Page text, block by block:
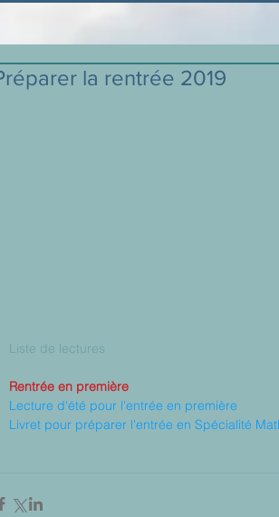
la rentrée 2019
Liste de lectures
Rentrée en première
Lecture d'été pour l'entrée en première
Livret pour préparer l'entrée en Spécialité